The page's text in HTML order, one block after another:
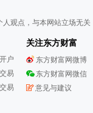
观点，与本网站立场无
户
易
易
关注东方财富
东方财富网微博
东方财富网微信
意见与建议